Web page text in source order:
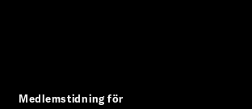
Medlemstidning för